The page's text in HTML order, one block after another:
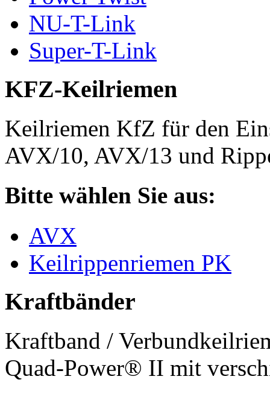
NU-T-Link
Super-T-Link
KFZ-Keilriemen
Keilriemen KfZ für den
AVX/10, AVX/13 und
Bitte wählen Sie aus:
AVX
Keilrippenriemen PK
Kraftbänder
Kraftband /
Quad-Power® II mit